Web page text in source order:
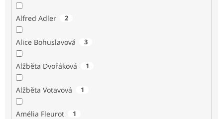
Alfred Adler 2
Alice Bohuslavová 3
Alžběta Dvořáková 1
Alžběta Votavová 1
Amélia Fleurot 1